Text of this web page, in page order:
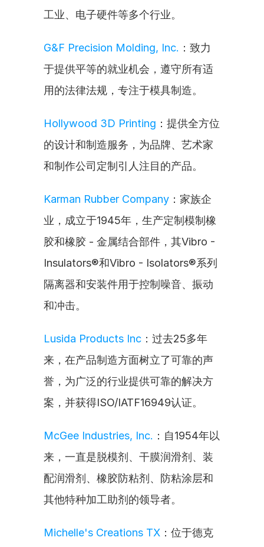
工业、电子硬件等多个行业。
G&F Precision Molding, Inc. ：致力
于提供平等的就业机会，遵守所有适
用的法律法规，专注于模具制造。
Hollywood 3D Printing ：提供全方位
的设计和制造服务，为品牌、艺术家
和制作公司定制引人注目的产品。
Karman Rubber Company ：家族企
业，成立于1945年，生产定制模制橡
胶和橡胶 - 金属结合部件，其Vibro -
Insulators®和Vibro - Isolators®系列
隔离器和安装件用于控制噪音、振动
和冲击。
Lusida Products Inc ：过去25多年
来，在产品制造方面树立了可靠的声
誉，为广泛的行业提供可靠的解决方
案，并获得ISO/IATF16949认证。
McGee Industries, Inc. ：自1954年以
来，一直是脱模剂、干膜润滑剂、装
配润滑剂、橡胶防粘剂、防粘涂层和
其他特种加工助剂的领导者。
Michelle's Creations TX ：位于德克